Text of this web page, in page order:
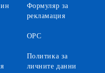
Формуляр за
рекламация
ОРС
Политика за
личните данни